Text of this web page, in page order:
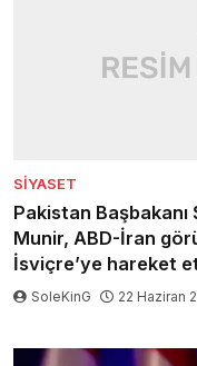
SIYASET
Pakistan
Munir, ABD-İran
İsviçre’ye hareket
SoleKinG 22 Haziran